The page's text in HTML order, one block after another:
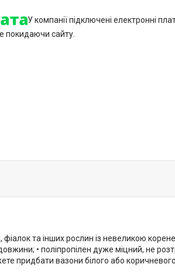
У компанії підключені електронні
покидаючи сайту.
та інших рослин із невеликою
• поліпропілен дуже міцний, не
придбати вазони білого або